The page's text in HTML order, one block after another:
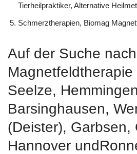
‎Tierheilpraktiker, Alternative
Schmerztherapien, Biomag
Auf der Suche nach
Seelze,
Barsinghausen,
(Deister), Garbsen,
Hannover